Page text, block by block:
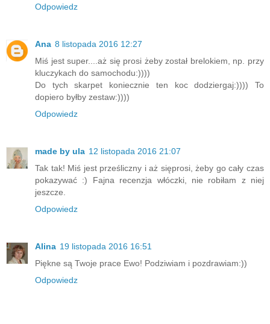
Odpowiedz
Ana 8 listopada 2016 12:27
Miś jest super....aż się prosi żeby został brelokiem, np. przy
kluczykach do samochodu:))))
Do tych skarpet koniecznie ten koc dodziergaj:)))) To
dopiero byłby zestaw:))))
Odpowiedz
made by ula 12 listopada 2016 21:07
Tak tak! Miś jest prześliczny i aż sięprosi, żeby go cały czas
pokazywać :) Fajna recenzja włóczki, nie robiłam z niej
jeszcze.
Odpowiedz
Alina 19 listopada 2016 16:51
Piękne są Twoje prace Ewo! Podziwiam i pozdrawiam:))
Odpowiedz